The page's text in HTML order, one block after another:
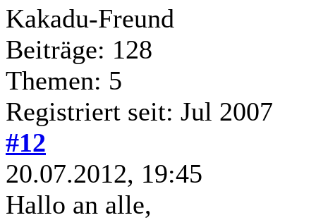
Kakadu-Freund
Beiträge: 128
Themen: 5
Registriert seit: Jul 2007
#12
20.07.2012, 19:45
Hallo an alle,